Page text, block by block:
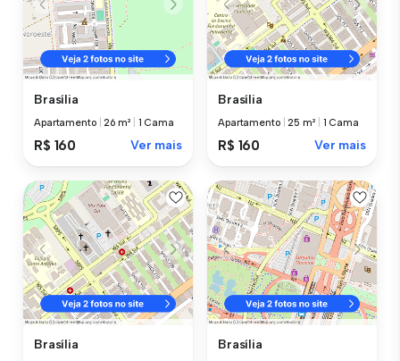
Brasília
Apartamento |26 m² 1 Cama
R$ 160 Ver mais
Brasília
Apartamento |25 m² 1 Cama
R$ 160 Ver mais
Brasília Brasília